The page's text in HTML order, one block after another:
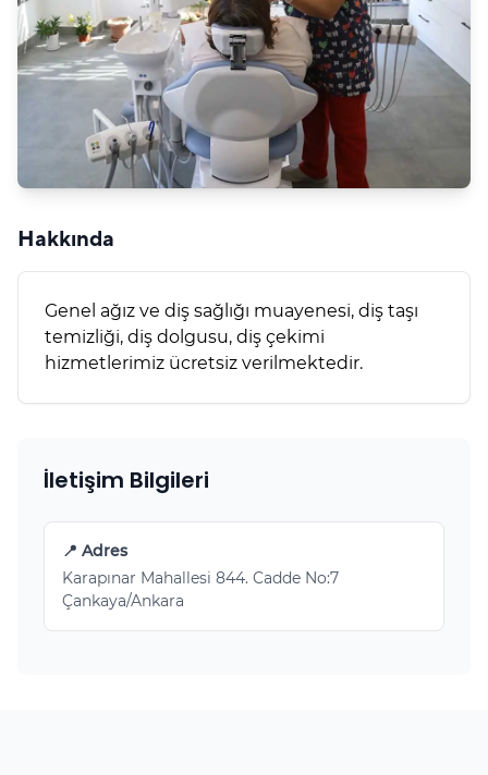
Hakkında
Genel ağız ve diş sağlığı muayenesi, diş taşı
temizliği, diş dolgusu, diş çekimi
hizmetlerimiz ücretsiz verilmektedir.
İletişim Bilgileri
📍 Adres
Karapınar Mahallesi 844. Cadde No:7
Çankaya/Ankara